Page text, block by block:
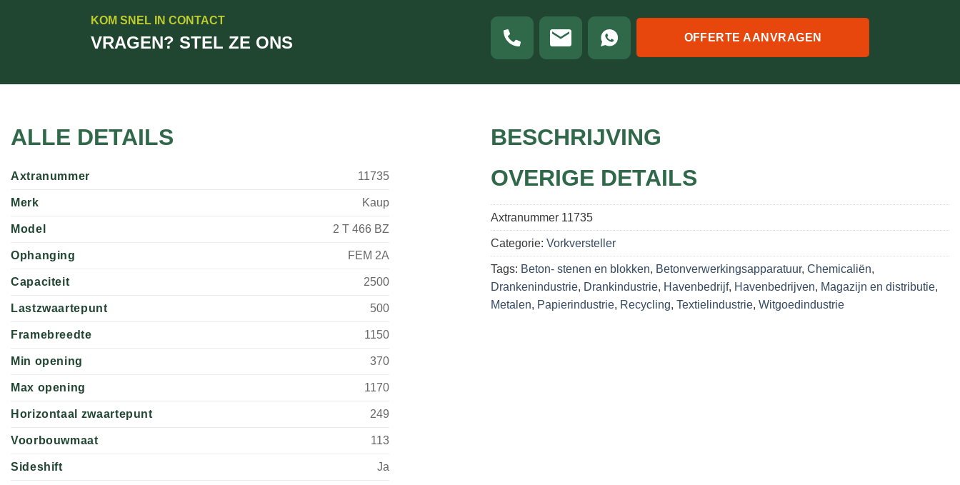
KOM SNEL IN CONTACT
VRAGEN? STEL ZE ONS OFFERTE AANVRAGEN
ALLE DETAILS
Axtranummer 11735
Merk Kaup
Model 2 T 466 BZ
Ophanging FEM 2A
Capaciteit 2500
Lastzwaartepunt 500
Framebreedte 1150
Min opening 370
Max opening 1170
Horizontaal zwaartepunt 249
Voorbouwmaat 113
Sideshift Ja
BESCHRIJVING
OVERIGE DETAILS
Axtranummer 11735
Categorie: Vorkversteller
Tags: Beton- stenen en blokken, Betonverwerkingsapparatuur, Chemicaliën,
Drankenindustrie, Drankindustrie, Havenbedrijf, Havenbedrijven, Magazijn en distributie,
Metalen, Papierindustrie, Recycling, Textielindustrie, Witgoedindustrie